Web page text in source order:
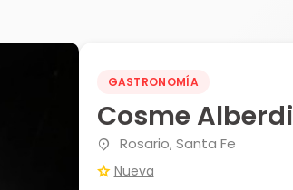
GASTRONOMÍA
Cosme Alberdi
Rosario, Santa Fe
Nueva